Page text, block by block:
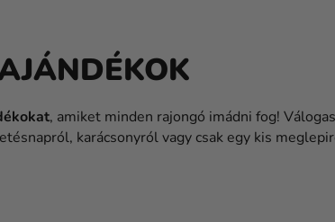
, amiket minden rajongó imádni fog!
karácsonyról vagy csak egy kis